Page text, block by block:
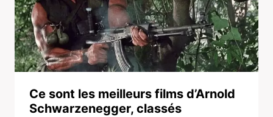
Ce sont les meilleurs films d’Arnold
Schwarzenegger, classés